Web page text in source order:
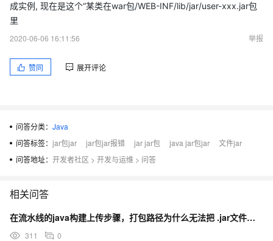
成实例, 现在是这个“某类在war包/WEB-INF/lib/jar/user-xxx.jar包
里
2020-06-06 16:11:56
举报
赞同 展开评论
问答分类： Java
问答标签： jar包jar jar包jar报错 jar jar包 java jar包jar
文件jar
问答地址： 开发者社区 > 开发与运维 > 问答
相关问答
在流水线的java构建上传步骤，打包路径为什么无法把 .jar文件打包到服务器上？
311 0